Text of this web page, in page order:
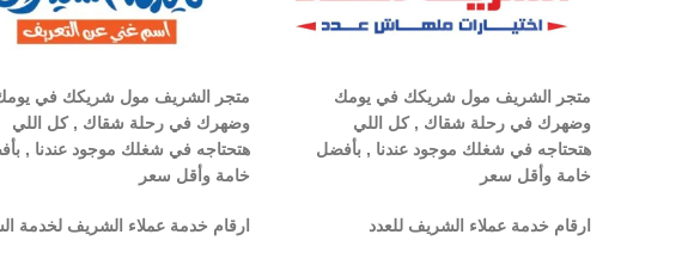
متجر الشريف مول شريكك في يومك
وضهرك في رحلة شقاك , كل اللي
هتحتاجه في شغلك موجود عندنا , بأفضل
خامة وأقل سعر
ارقام خدمة عملاء الشريف للعدد
متجر الشريف مول شريكك في
وضهرك في رحلة شقاك , كل اللي
هتحتاجه في شغلك موجود عندنا ,
خامة وأقل سعر
ارقام خدمة عملاء الشريف لخدمة